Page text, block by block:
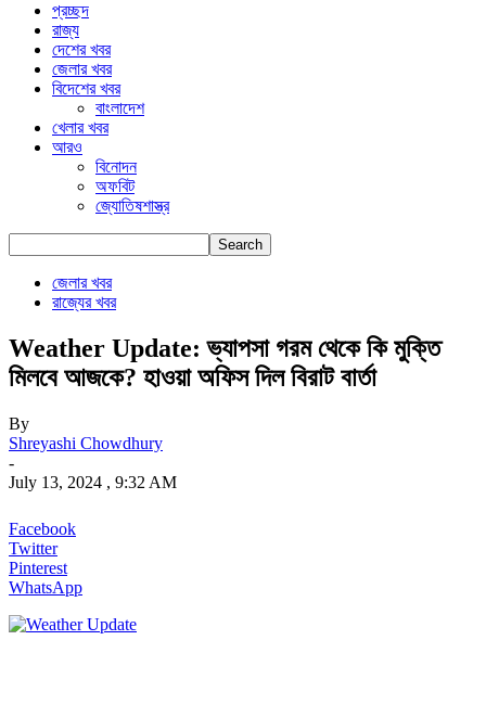
প্রচ্ছদ
রাজ্য
দেশের খবর
জেলার খবর
বিদেশের খবর
বাংলাদেশ
খেলার খবর
আরও
বিনোদন
অফবিট
জ্যোতিষশাস্ত্র
জেলার খবর
রাজ্যের খবর
Weather Update: ভ্যাপসা গরম থেকে কি মুক্তি
মিলবে আজকে? হাওয়া অফিস দিল বিরাট বার্তা
By
Shreyashi Chowdhury
-
July 13, 2024 , 9:32 AM
Facebook
Twitter
Pinterest
WhatsApp